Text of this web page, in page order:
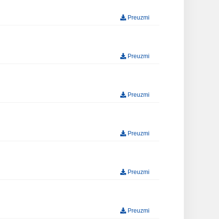
Preuzmi
Preuzmi
Preuzmi
Preuzmi
Preuzmi
Preuzmi